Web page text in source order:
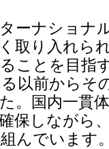
ーナショナ
取り入れら
ことを目指
以前からそ
。国内一貫
保しながら
んでいます